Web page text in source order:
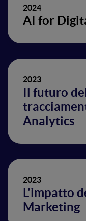
2024
AI for
2023
Il futuro
Analytics
2023
L'impatto
Marketing